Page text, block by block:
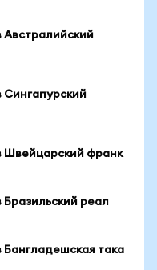
Австралийский
Сингапурский
Швейцарский франк
Бразильский реал
Бангладешская така